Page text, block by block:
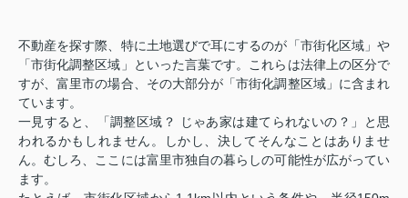
不動産を探す際、特に土地選びで耳にするのが「市街化区域」や
「市街化調整区域」といった言葉です。これらは法律上の区分で
すが、富里市の場合、その大部分が「市街化調整区域」に含まれ
ています。
一見すると、「調整区域？ じゃあ家は建てられないの？」と思
われるかもしれません。しかし、決してそんなことはありませ
ん。むしろ、ここには富里市独自の暮らしの可能性が広がってい
ます。